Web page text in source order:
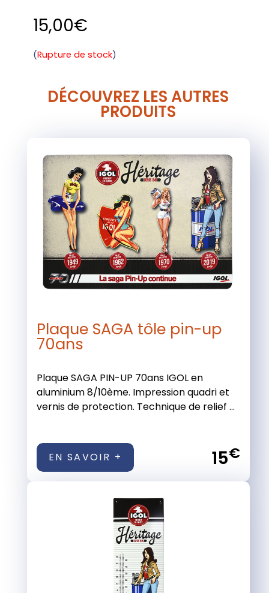
15,00€
Rupture de stock
DÉCOUVREZ LES AUTRES
PRODUITS
Plaque SAGA tôle pin-up
70ans
Plaque SAGA PIN-UP 70ans IGOL en
aluminium 8/10ème. Impression quadri et
vernis de protection. Technique de relief ...
EN SAVOIR + 15€